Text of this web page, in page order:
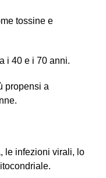
tossine e
i 40 e i 70 anni.
propensi a
le infezioni virali, lo